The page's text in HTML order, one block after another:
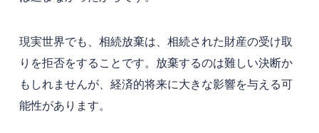
現実世界でも、相続放棄は、相続された財産の受け取
りを拒否をすることです。放棄するのは難しい決断か
もしれませんが、経済的将来に大きな影響を与える可
能性があります。